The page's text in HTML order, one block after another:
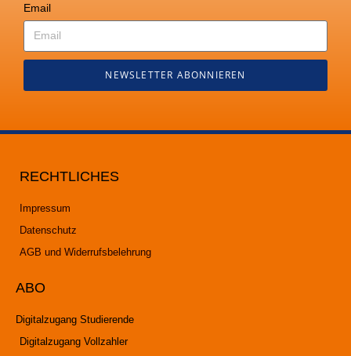
Email
NEWSLETTER ABONNIEREN
RECHTLICHES
Impressum
Datenschutz
AGB und Widerrufsbelehrung
ABO
Digitalzugang Studierende
Digitalzugang Vollzahler